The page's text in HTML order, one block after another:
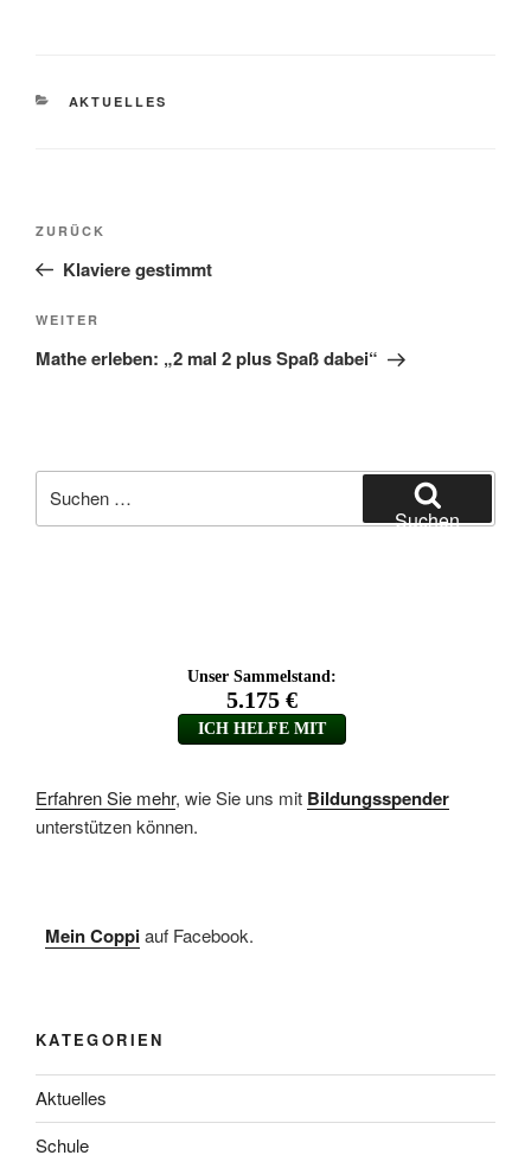
KATEGORIEN
AKTUELLES
Beitragsnavigation
Vorheriger
Beitrag
ZURÜCK
Klaviere gestimmt
Nächster
Beitrag
WEITER
Mathe erleben: „2 mal 2 plus Spaß dabei“
nach:
Suchen
Erfahren Sie mehr, wie Sie uns mit Bildungsspender
unterstützen können.
Mein Coppiauf Facebook.
KATEGORIEN
Aktuelles
Schule